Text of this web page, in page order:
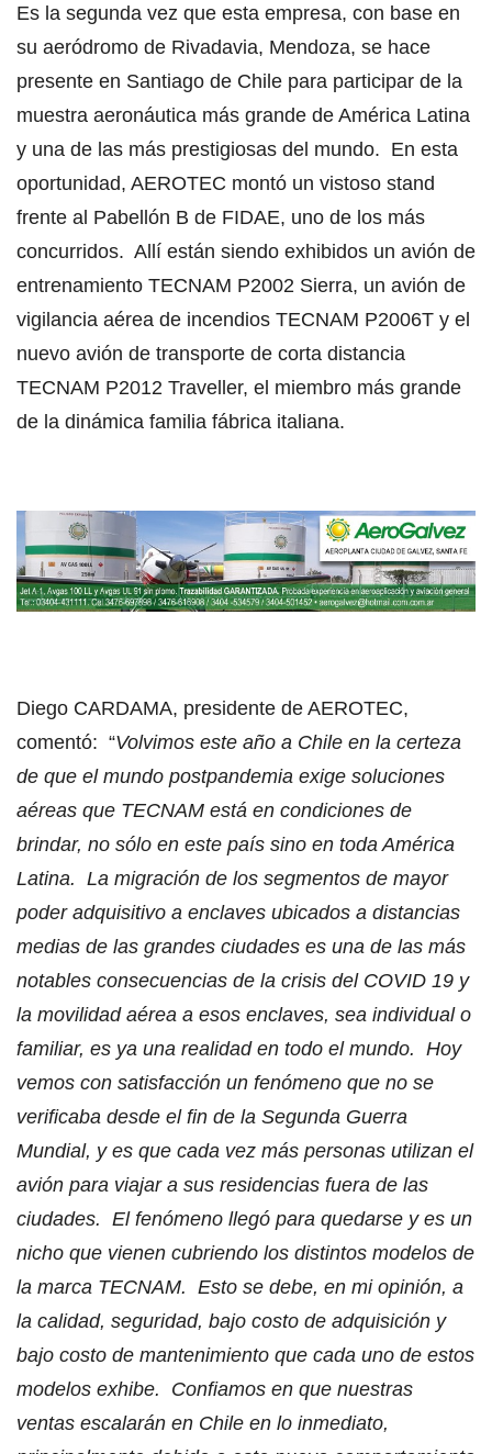
Es la segunda vez que esta empresa, con base en
su aeródromo de Rivadavia, Mendoza, se hace
presente en Santiago de Chile para participar de la
muestra aeronáutica más grande de América Latina
y una de las más prestigiosas del mundo. En esta
oportunidad, AEROTEC montó un vistoso stand
frente al Pabellón B de FIDAE, uno de los más
concurridos. Allí están siendo exhibidos un avión de
entrenamiento TECNAM P2002 Sierra, un avión de
vigilancia aérea de incendios TECNAM P2006T y el
nuevo avión de transporte de corta distancia
TECNAM P2012 Traveller, el miembro más grande
de la dinámica familia fábrica italiana.
Diego CARDAMA, presidente de AEROTEC,
comentó: “Volvimos este año a Chile en la certeza
de que el mundo postpandemia exige soluciones
aéreas que TECNAM está en condiciones de
brindar, no sólo en este país sino en toda América
Latina. La migración de los segmentos de mayor
poder adquisitivo a enclaves ubicados a distancias
medias de las grandes ciudades es una de las más
notables consecuencias de la crisis del COVID 19 y
la movilidad aérea a esos enclaves, sea individual o
familiar, es ya una realidad en todo el mundo. Hoy
vemos con satisfacción un fenómeno que no se
verificaba desde el fin de la Segunda Guerra
Mundial, y es que cada vez más personas utilizan el
avión para viajar a sus residencias fuera de las
ciudades. El fenómeno llegó para quedarse y es un
nicho que vienen cubriendo los distintos modelos de
la marca TECNAM. Esto se debe, en mi opinión, a
la calidad, seguridad, bajo costo de adquisición y
bajo costo de mantenimiento que cada uno de estos
modelos exhibe. Confiamos en que nuestras
ventas escalarán en Chile en lo inmediato,